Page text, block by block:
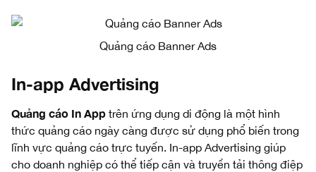
Quảng cáo Banner Ads
In-app Advertising
Quảng cáo In App trên ứng dụng di động là một hình
thức quảng cáo ngày càng được sử dụng phổ biến trong
lĩnh vực quảng cáo trực tuyến. In-app Advertising giúp
cho doanh nghiệp có thể tiếp cận và truyền tải thông điệp